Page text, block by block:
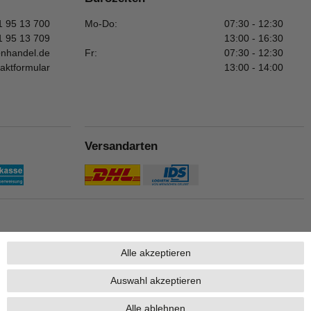
95 13 700
95 13 709
Mo-Do:
07:30 - 12:30
13:00 - 16:30
Fr:
07:30 - 12:30
13:00 - 14:00
Versandarten
Alle akzeptieren
Auswahl akzeptieren
Alle ablehnen